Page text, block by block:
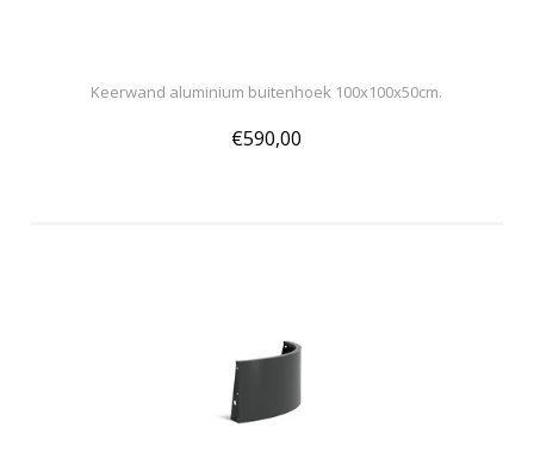
Keerwand aluminium buitenhoek 100x100x50cm.
€590,00